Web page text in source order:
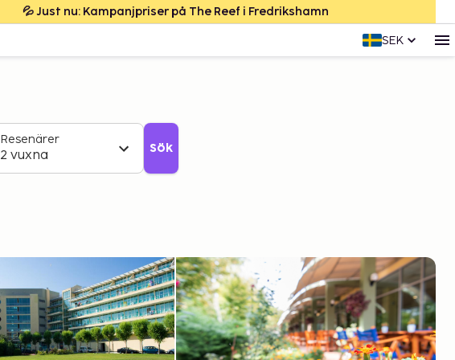
💦 Just nu: Kampanjpriser på The Reef i Fredrikshamn
SEK
Resenärer
2 vuxna Sök